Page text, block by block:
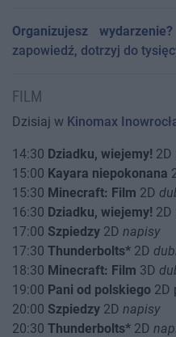
Organizujesz wydarzenie?
zapowiedź, dotrzyj do
FILM
Dzisiaj w Kinomax
14:30 Dziadku, wiejemy! 2D
15:00 Kayara niepokonana
15:30 Minecraft: Film 2D
16:30 Dziadku, wiejemy! 2D
17:00 Szpiedzy 2D napisy
17:30 Thunderbolts* 2D
18:30 Minecraft: Film 3D
19:00 Pani od polskiego 2D
20:00 Szpiedzy 2D napisy
20:30 Thunderbolts* 2D